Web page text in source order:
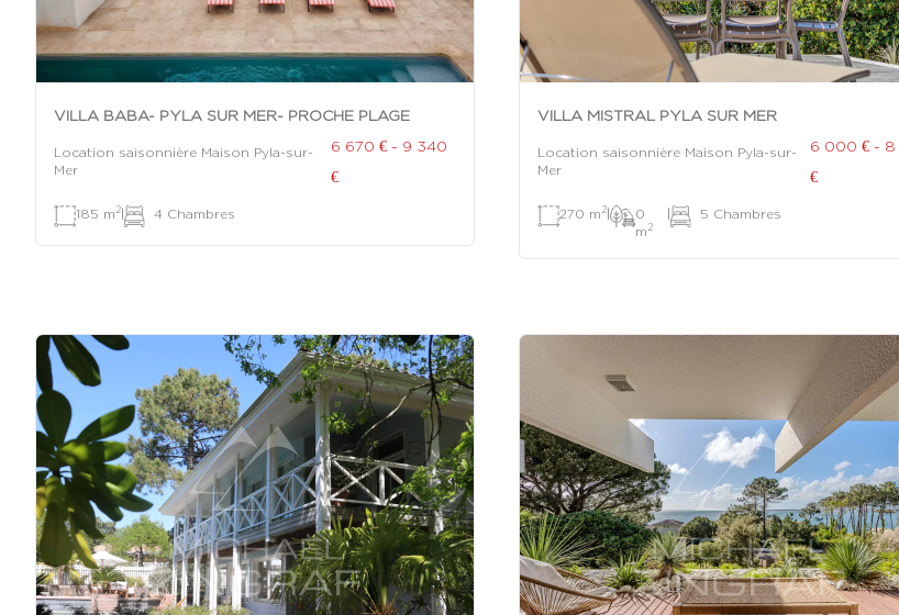
VILLA BABA- PYLA SUR MER- PROCHE PLAGE
Location saisonnière Maison Pyla-sur-
Mer
6 670 € - 9 340
€
185 m 2| 4 Chambres
VILLA MISTRAL PYLA SUR MER
Location saisonnière Maison Pyla-sur-
Mer
6 000 € -
€
270 m 2|
0
m 2
| 5 Chambres